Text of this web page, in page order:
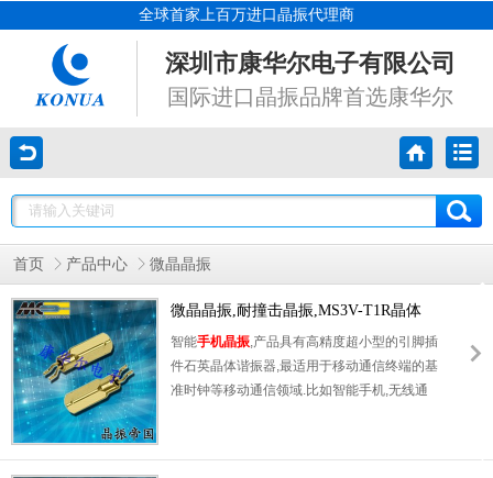
全球首家上百万进口晶振代理商
深圳市康华尔电子有限公司
国际进口晶振品牌首选康华尔
首页 产品中心 微晶晶振
微晶晶振,耐撞击晶振,MS3V-T1R晶体
智能手机晶振,产品具有高精度超小型的引脚插
件石英晶体谐振器,最适用于移动通信终端的基
准时钟等移动通信领域.比如智能手机,无线通
源用频率,插件晶振具有优良的电气特性,耐环